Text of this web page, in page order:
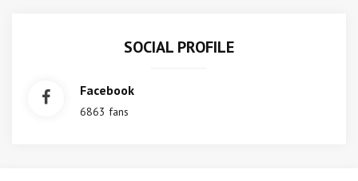
SOCIAL PROFILE
Facebook
6863 fans